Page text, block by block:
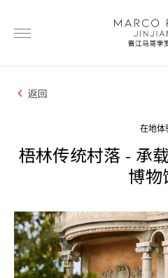
返回
在地体
梧林传统村落 - 承
博物